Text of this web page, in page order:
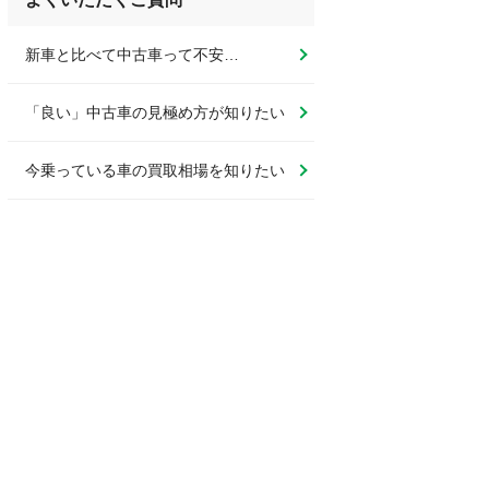
新車と比べて中古車って不安…
「良い」中古車の見極め方が知りたい
今乗っている車の買取相場を知りたい